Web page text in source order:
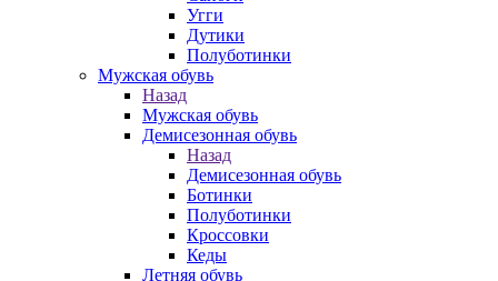
Угги
Дутики
Полуботинки
Мужская обувь
Назад
Мужская обувь
Демисезонная обувь
Назад
Демисезонная обувь
Ботинки
Полуботинки
Кроссовки
Кеды
Летняя обувь